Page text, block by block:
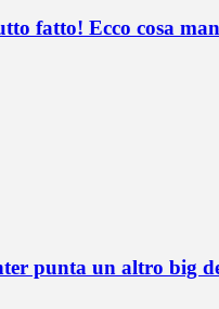
fatto! Ecco cosa
punta un altro big